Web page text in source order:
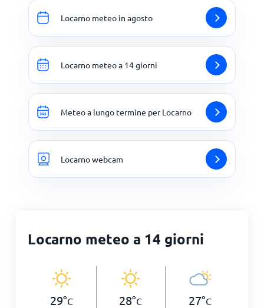
Locarno meteo in agosto
Locarno meteo a 14 giorni
Meteo a lungo termine per Locarno
Locarno webcam
Locarno meteo a 14 giorni
29°C 28°C 27°C